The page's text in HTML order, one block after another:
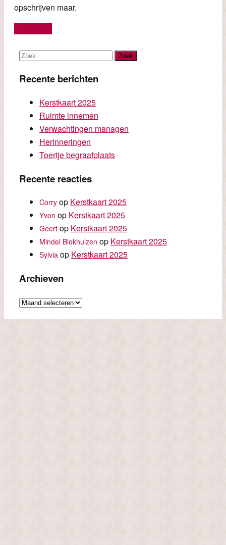
opschrijven maar.
Recente berichten
Kerstkaart 2025
Ruimte innemen
Verwachtingen managen
Herinneringen
Toertje begraafplaats
Recente reacties
Corry op Kerstkaart 2025
Yvon op Kerstkaart 2025
Geert op Kerstkaart 2025
Mindel Blokhuizen op Kerstkaart 2025
Sylvia op Kerstkaart 2025
Archieven
Archieven